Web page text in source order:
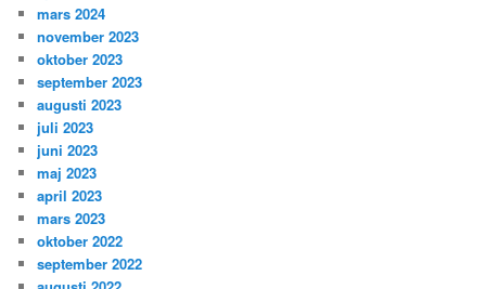
mars 2024
november 2023
oktober 2023
september 2023
augusti 2023
juli 2023
juni 2023
maj 2023
april 2023
mars 2023
oktober 2022
september 2022